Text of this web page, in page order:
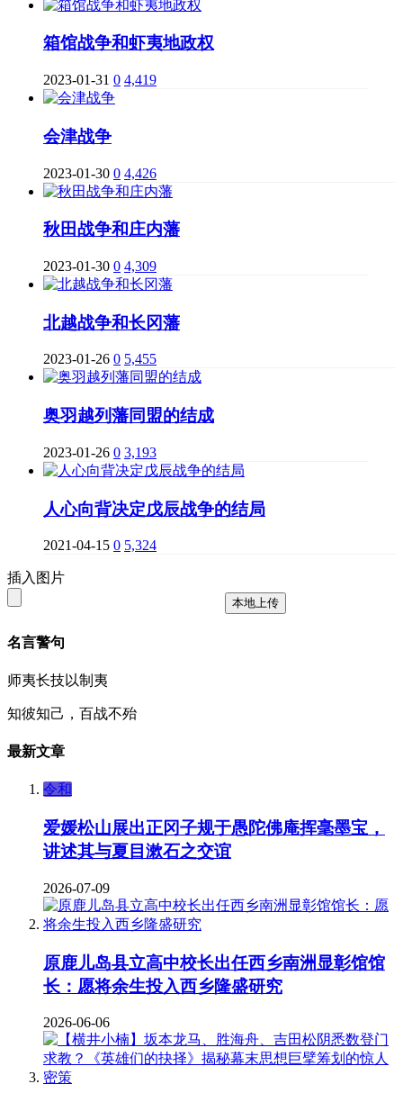
箱馆战争和虾夷地政权
2023-01-31 0 4,419
会津战争
2023-01-30 0 4,426
秋田战争和庄内藩
2023-01-30 0 4,309
北越战争和长冈藩
2023-01-26 0 5,455
奥羽越列藩同盟的结成
2023-01-26 0 3,193
人心向背决定戊辰战争的结局
2021-04-15 0 5,324
插入图片
本地上传
名言警句
师夷长技以制夷
知彼知己，百战不殆
最新文章
令和
爱媛松山展出正冈子规于愚陀佛庵挥毫墨宝，
讲述其与夏目漱石之交谊
2026-07-09
原鹿儿岛县立高中校长出任西乡南洲显彰馆馆
长：愿将余生投入西乡隆盛研究
2026-06-06